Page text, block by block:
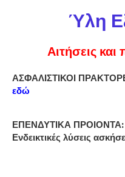
Ύλη
Αιτήσεις
ΑΣΦΑΛΙΣΤΙΚΟΙ
εδώ
ΕΠΕΝΔΥΤΙΚΑ ΠΡΟΙΟΝΤΑ:
Ενδεικτικές λύσεις